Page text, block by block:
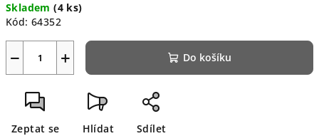
cena:
Skladem(4 ks)
Kód: 64352
+
− Do košíku
Zeptat se Hlídat Sdílet